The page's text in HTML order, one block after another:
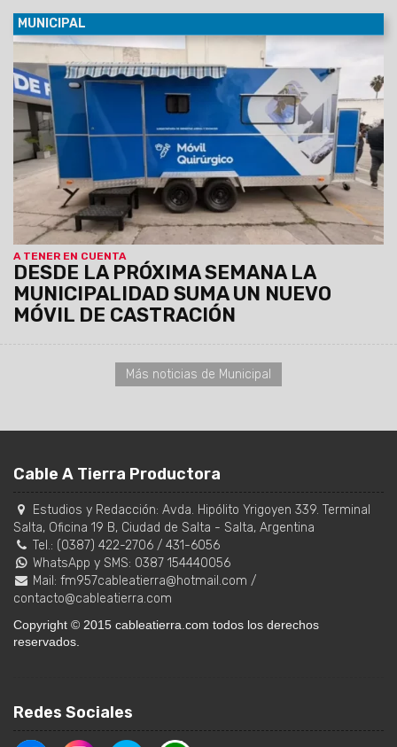
MUNICIPAL
A TENER EN CUENTA
DESDE LA PRÓXIMA SEMANA LA
MUNICIPALIDAD SUMA UN NUEVO
MÓVIL DE CASTRACIÓN
08/08/2026 La unidad, equipada con dos camillas, será
instalada de manera fija del lunes 10 al viernes 14 de agosto
en el SUM del barrio Sanidad, donde atenderá de 8.30 a 13 hs.
Los turnos se entregarán previamente vía Whatsapp
comunicándose al: 3872102659 y 3874861402
Más noticias de Municipal
Cable A Tierra Productora
Estudios y Redacción: Avda. Hipólito Yrigoyen 339. Terminal
Salta, Oficina 19 B, Ciudad de Salta - Salta, Argentina
Tel.: (0387) 422-2706 / 431-6056
WhatsApp y SMS: 0387 154440056
Mail: fm957cableatierra@hotmail.com /
contacto@cableatierra.com
Copyright © 2015 cableatierra.com todos los derechos
reservados.
Redes Sociales